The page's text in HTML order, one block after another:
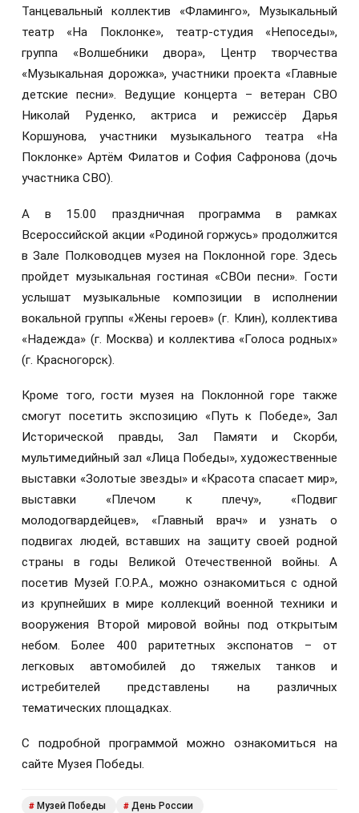
Танцевальный коллектив «Фламинго», Музыкальный
театр «На Поклонке», театр-студия «Непоседы»,
группа «Волшебники двора», Центр творчества
«Музыкальная дорожка», участники проекта «Главные
детские песни». Ведущие концерта – ветеран СВО
Николай Руденко, актриса и режиссёр Дарья
Коршунова, участники музыкального театра «На
Поклонке» Артём Филатов и София Сафронова (дочь
участника СВО).
А в 15.00 праздничная программа в рамках
Всероссийской акции «Родиной горжусь» продолжится
в Зале Полководцев музея на Поклонной горе. Здесь
пройдет музыкальная гостиная «СВОи песни». Гости
услышат музыкальные композиции в исполнении
вокальной группы «Жены героев» (г. Клин), коллектива
«Надежда» (г. Москва) и коллектива «Голоса родных»
(г. Красногорск).
Кроме того, гости музея на Поклонной горе также
смогут посетить экспозицию «Путь к Победе», Зал
Исторической правды, Зал Памяти и Скорби,
мультимедийный зал «Лица Победы», художественные
выставки «Золотые звезды» и «Красота спасает мир»,
выставки «Плечом к плечу», «Подвиг
молодогвардейцев», «Главный врач» и узнать о
подвигах людей, вставших на защиту своей родной
страны в годы Великой Отечественной войны. А
посетив Музей Г.О.Р.А., можно ознакомиться с одной
из крупнейших в мире коллекций военной техники и
вооружения Второй мировой войны под открытым
небом. Более 400 раритетных экспонатов – от
легковых автомобилей до тяжелых танков и
истребителей представлены на различных
тематических площадках.
С подробной программой можно ознакомиться на
сайте Музея Победы.
# Музей Победы # День России